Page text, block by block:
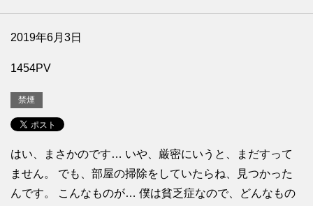
2019年6月3日
1454PV
禁煙
はい、まさかのです… いや、厳密にいうと、まだすって
ません。 でも、部屋の掃除をしていたらね、見つかった
んです。 こんなものが… 僕は貧乏症なので、どんなもの